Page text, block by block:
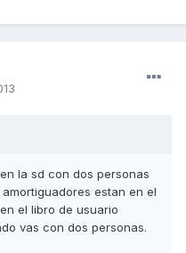
la sd con dos personas
estan en el
el libro de usuario
vas con dos personas.